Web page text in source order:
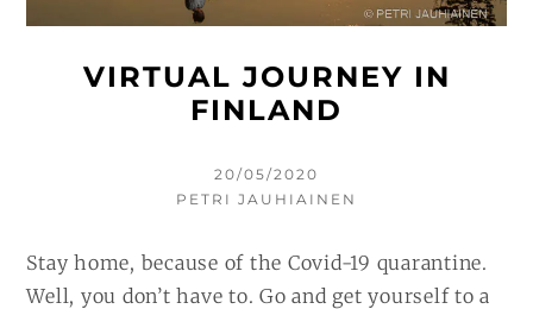
VIRTUAL JOURNEY IN
FINLAND
KIRJOITETTU
20/05/2020
KIRJOITTAJA
PETRI JAUHIAINEN
Stay home, because of the Covid-19 quarantine.
Well, you don’t have to. Go and get yourself to a